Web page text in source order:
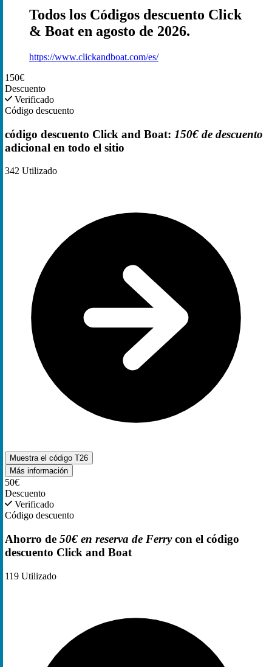
Todos los Códigos descuento Click
& Boat en agosto de 2026.
https://www.clickandboat.com/es/
150€
Descuento
Verificado
Código descuento
código descuento Click and Boat: 150€ de descuento
adicional en todo el sitio
342 Utilizado
Muestra el código T26
Más información
50€
Descuento
Verificado
Código descuento
Ahorro de 50€ en reserva de Ferrycon el código
descuento Click and Boat
119 Utilizado